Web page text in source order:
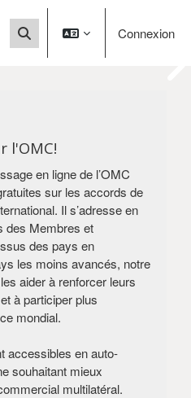
Activer/désactiver la saisie
Connexion
a test
For the production
click below.
l'OMC!
en ligne de l’OMC
sur les accords de
Il s’adresse en
des Membres et
des pays en
les moins avancés, notre
aider à renforcer leurs
à participer plus
mondial.
accessibles en auto-
souhaitant mieux
multilatéral.